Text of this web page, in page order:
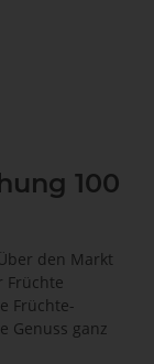
100
den Markt
Früchte
Früchte-
Genuss ganz